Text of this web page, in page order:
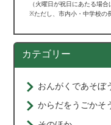
（火曜日が祝日にあたる場合
※ただし、市内小・中学校の
カテゴリー
おんがくであそぼ
からだをうごかそ